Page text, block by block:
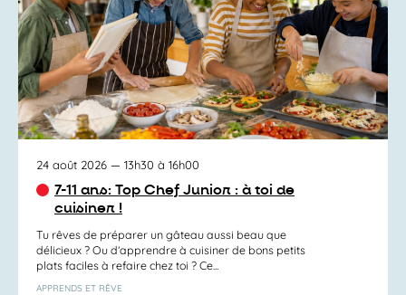
24 août 2026 — 13h30 à 16h00
7-11 ans: Top Chef Junior : à toi de
cuisiner !
Tu rêves de préparer un gâteau aussi beau que
délicieux ? Ou d’apprendre à cuisiner de bons petits
plats faciles à refaire chez toi ? Ce...
APPRENDS ET RÊVE